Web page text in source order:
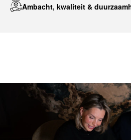
Ambacht, kwaliteit &